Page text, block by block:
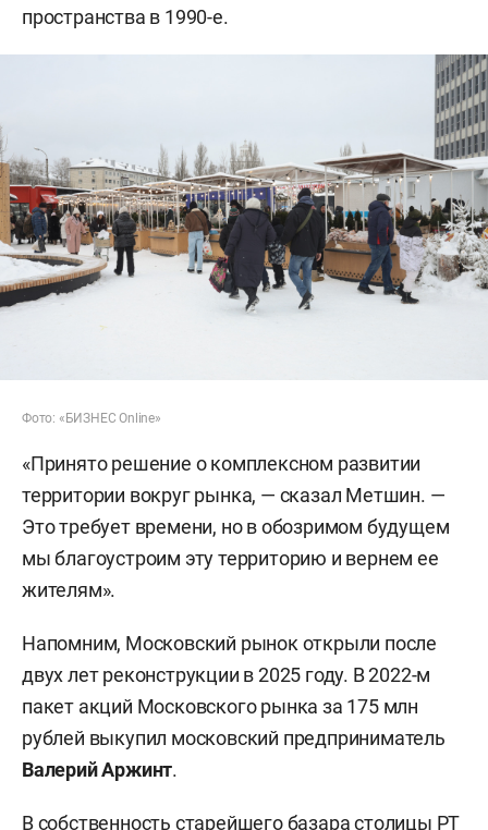
пространства в 1990-е.
Фото: «БИЗНЕС Online»
«Принято решение о комплексном развитии
территории вокруг рынка, — сказал Метшин. —
Это требует времени, но в обозримом будущем
мы благоустроим эту территорию и вернем ее
жителям».
Напомним, Московский рынок открыли после
двух лет реконструкции в 2025 году. В 2022-м
пакет акций Московского рынка за 175 млн
рублей выкупил московский предприниматель
Валерий Аржинт.
В собственность старейшего базара столицы РТ